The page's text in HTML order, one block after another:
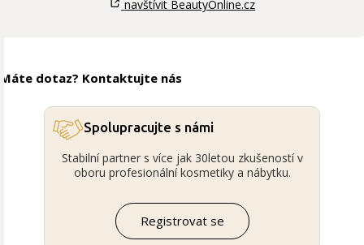
navštívit BeautyOnline.cz
Máte dotaz? Kontaktujte nás
Spolupracujte s námi
Stabilní partner s více jak 30letou zkušeností v
oboru profesionální kosmetiky a nábytku.
Registrovat se